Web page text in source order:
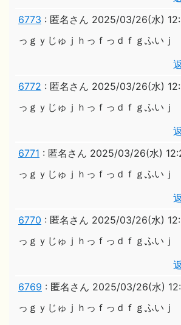
6773 : 匿名さん 2025/03/26(水)
っｇｙじゅｊｈっｆっｄｆｇふいｊ
6772 : 匿名さん 2025/03/26(水)
っｇｙじゅｊｈっｆっｄｆｇふいｊ
6771 : 匿名さん 2025/03/26(水)
っｇｙじゅｊｈっｆっｄｆｇふいｊ
6770 : 匿名さん 2025/03/26(水)
っｇｙじゅｊｈっｆっｄｆｇふいｊ
6769 : 匿名さん 2025/03/26(水)
っｇｙじゅｊｈっｆっｄｆｇふいｊ